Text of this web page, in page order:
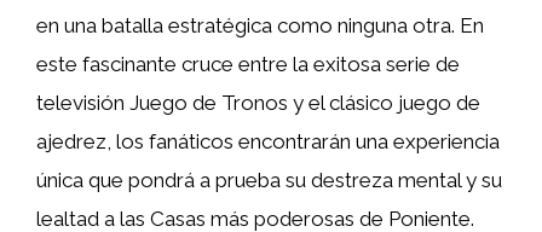
en una batalla estratégica como ninguna otra. En
este fascinante cruce entre la exitosa serie de
televisión Juego de Tronos y el clásico juego de
ajedrez, los fanáticos encontrarán una experiencia
única que pondrá a prueba su destreza mental y su
lealtad a las Casas más poderosas de Poniente.